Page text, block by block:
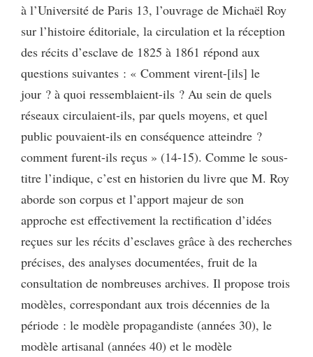
à l’Université de Paris 13, l’ouvrage de Michaël Roy
sur l’histoire éditoriale, la circulation et la réception
des récits d’esclave de 1825 à 1861 répond aux
questions suivantes : « Comment virent-[ils] le
jour ? à quoi ressemblaient-ils ? Au sein de quels
réseaux circulaient-ils, par quels moyens, et quel
public pouvaient-ils en conséquence atteindre ?
comment furent-ils reçus » (14-15). Comme le sous-
titre l’indique, c’est en historien du livre que M. Roy
aborde son corpus et l’apport majeur de son
approche est effectivement la rectification d’idées
reçues sur les récits d’esclaves grâce à des recherches
précises, des analyses documentées, fruit de la
consultation de nombreuses archives. Il propose trois
modèles, correspondant aux trois décennies de la
période : le modèle propagandiste (années 30), le
modèle artisanal (années 40) et le modèle